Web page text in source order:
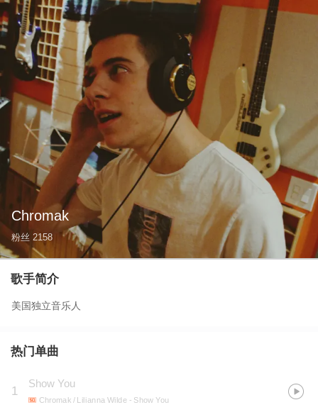
Chromak
粉丝 2158
歌手简介
美国独立音乐人
热门单曲
1
Show You
Chromak / Lilianna Wilde - Show You